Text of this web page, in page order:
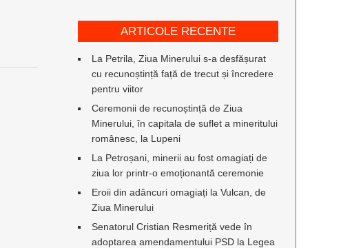
ARTICOLE RECENTE
La Petrila, Ziua Minerului s-a desfășurat
cu recunoștință față de trecut și încredere
pentru viitor
Ceremonii de recunoștință de Ziua
Minerului, în capitala de suflet a mineritului
românesc, la Lupeni
La Petroșani, minerii au fost omagiați de
ziua lor printr-o emoționantă ceremonie
Eroii din adâncuri omagiați la Vulcan, de
Ziua Minerului
Senatorul Cristian Resmeriță vede în
adoptarea amendamentului PSD la Legea